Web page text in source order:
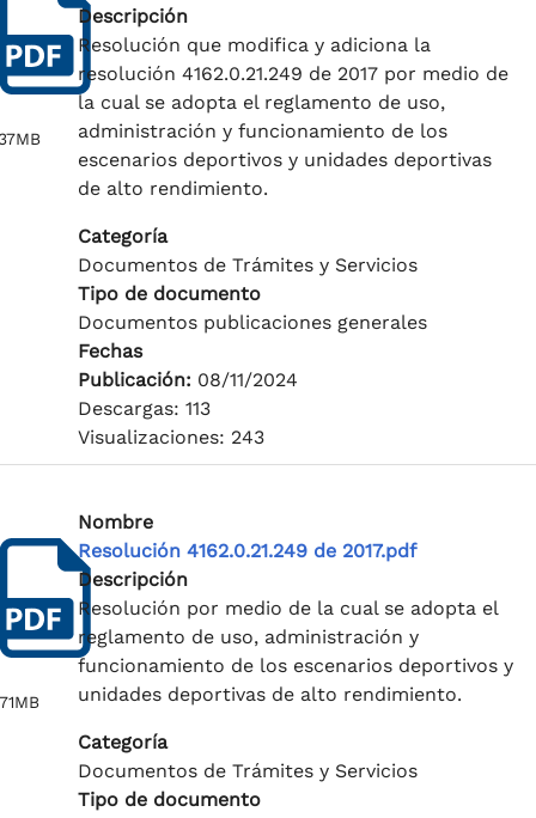
Descripción
Resolución que modifica y adiciona la
resolución 4162.0.21.249 de 2017 por medio de
la cual se adopta el reglamento de uso,
administración y funcionamiento de los
escenarios deportivos y unidades deportivas
de alto rendimiento.
Categoría
Documentos de Trámites y Servicios
Tipo de documento
Documentos publicaciones generales
Fechas
Publicación: 08/11/2024
Descargas: 113
Visualizaciones: 243
Nombre
Resolución 4162.0.21.249 de 2017.pdf
Descripción
Resolución por medio de la cual se adopta el
reglamento de uso, administración y
funcionamiento de los escenarios deportivos y
unidades deportivas de alto rendimiento.
Categoría
Documentos de Trámites y Servicios
Tipo de documento